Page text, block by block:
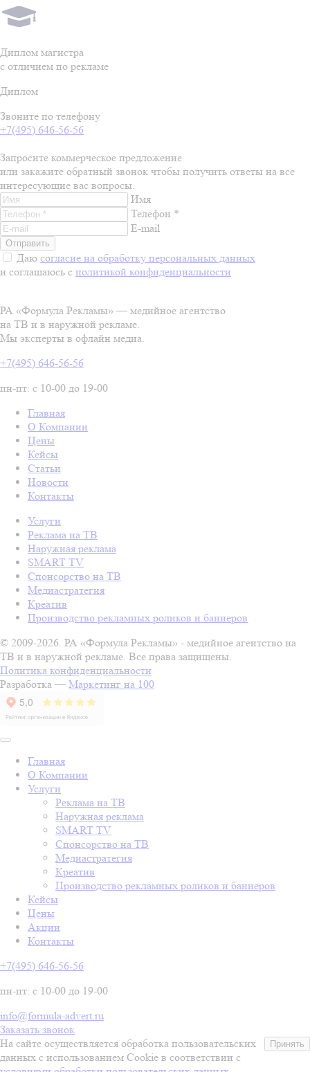
Диплом магистра
с отличием по рекламе
Диплом
Звоните по телефону
+7(495) 646-56-56
Запросите коммерческое предложение
или закажите обратный звонок чтобы получить ответы на все
интересующие вас вопросы.
Имя
Телефон *
E-mail
Даю согласие на обработку персональных данных
и соглашаюсь с политикой конфиденциальности
РА «Формула Рекламы» — медийное агентство
на ТВ и в наружной рекламе.
Мы эксперты в офлайн медиа.
+7(495) 646-56-56
пн-пт: с 10-00 до 19-00
Главная
О Компании
Цены
Кейсы
Статьи
Новости
Контакты
Услуги
Реклама на ТВ
Наружная реклама
SMART TV
Спонсорство на ТВ
Медиастратегия
Креатив
Производство рекламных роликов и баннеров
© 2009-2026. РА «Формула Рекламы» - медийное агентство на
ТВ и в наружной рекламе. Все права защищены.
Политика конфиденциальности
Разработка — Маркетинг на 100
Главная
О Компании
Услуги
Реклама на ТВ
Наружная реклама
SMART TV
Спонсорство на ТВ
Медиастратегия
Креатив
Производство рекламных роликов и баннеров
Кейсы
Цены
Акции
Контакты
+7(495) 646-56-56
пн-пт: с 10-00 до 19-00
info@formula-advert.ru
Заказать звонок
На сайте осуществляется обработка пользовательских
данных с использованием Cookie в соответствии с
Принять